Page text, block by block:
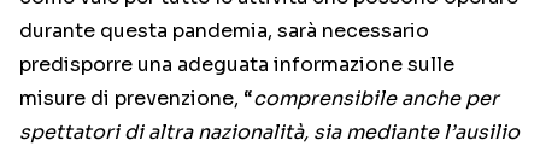
durante questa pandemia, sarà necessario
predisporre una adeguata informazione sulle
misure di prevenzione, “comprensibile anche per
spettatori di altra nazionalità, sia mediante l’ausilio